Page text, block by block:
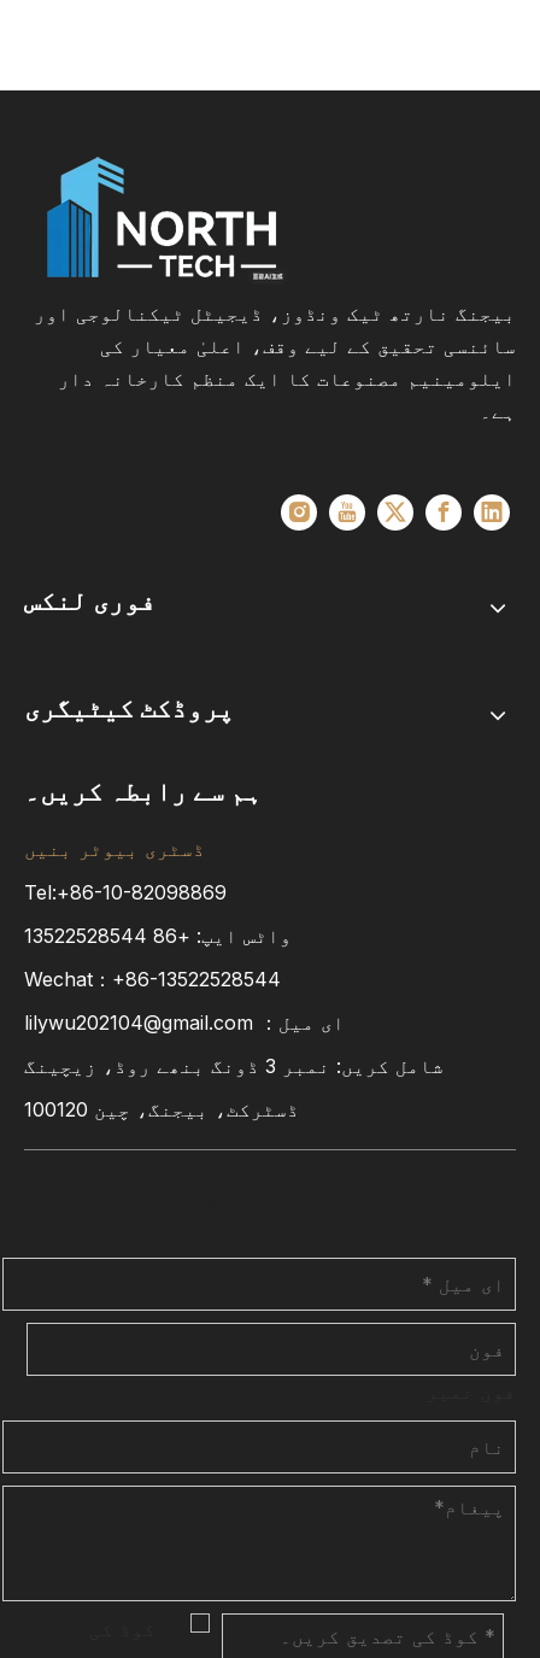
بیجنگ نارتھ ٹیک ونڈوز، ڈیجیٹل ٹیکنالوجی اور
سائنسی تحقیق کے لیے وقف، اعلیٰ معیار کی
ایلومینیم مصنوعات کا ایک منظم کارخانہ دار
ہے۔
فوری لنکس
پروڈکٹ کیٹیگری
ہم سے رابطہ کریں۔
ڈسٹری بیوٹر بنیں
Tel:+86-10-82098869
واٹس ایپ: +86
13522528544
Wechat：+86-13522528544
ای میل： lilywu202104@gmail.com
شامل کریں: نمبر 3 ڈونگ بنھے روڈ، زیچینگ
ڈسٹرکٹ، بیجنگ، چین 100120